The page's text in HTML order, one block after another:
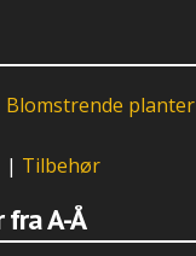
Blomstrende planter
| Tilbehør
A-Å